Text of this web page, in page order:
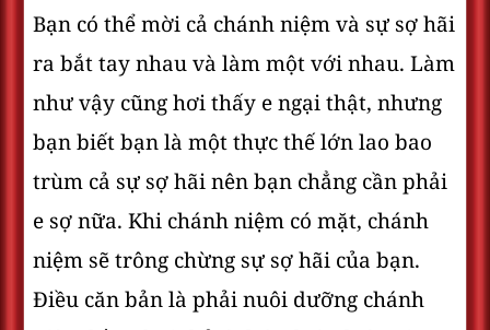
Bạn có thể mời cả chánh niệm và sự sợ hãi
ra bắt tay nhau và làm một với nhau. Làm
như vậy cũng hơi thấy e ngại thật, nhưng
bạn biết bạn là một thực thế lớn lao bao
trùm cả sự sợ hãi nên bạn chẳng cần phải
e sợ nữa. Khi chánh niệm có mặt, chánh
niệm sẽ trông chừng sự sợ hãi của bạn.
Điều căn bản là phải nuôi dưỡng chánh